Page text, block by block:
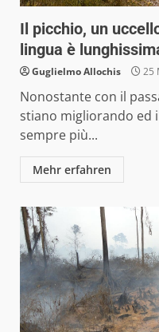
Il picchio, un
lingua è
Guglielmo Allochis 25
Nonostante con il
stiano migliorando ed
sempre più...
Mehr erfahren